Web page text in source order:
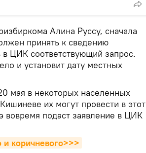
Алина Руссу, сначала
принять к сведению
в ЦИК соответствующий запрос.
и установит дату местных
мая в некоторых населенных
их могут провести в этот
вовремя подаст заявление в ЦИК
коричневого>>>